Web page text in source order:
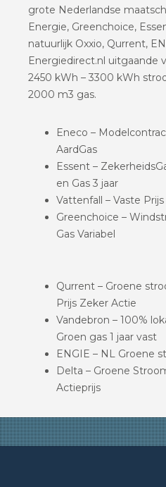
grote Nederlandse
Energie, Greenchoice,
natuurlijk Oxxio, Qurrent,
Energiedirect.nl uitgaande
2450 kWh – 3300 kWh
2000 m3 gas.
Eneco –
AardGas
Essent –
en Gas 3 jaar
Vattenfall – Vaste
Greenchoice –
Gas Variabel
Qurrent – Groene
Prijs Zeker Actie
Vandebron – 100%
Groen gas 1 jaar vast
ENGIE – NL Groene
Delta – Groene
Actieprijs